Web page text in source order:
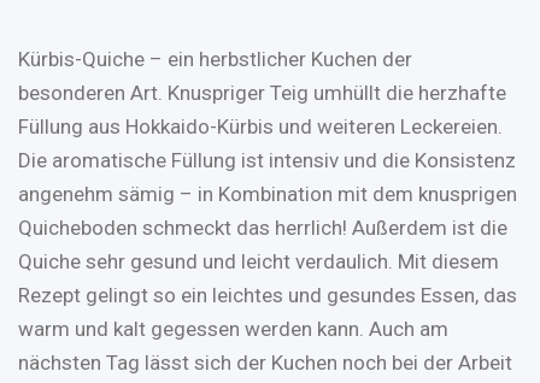
Kürbis-Quiche – ein herbstlicher Kuchen der
besonderen Art. Knuspriger Teig umhüllt die herzhafte
Füllung aus Hokkaido-Kürbis und weiteren Leckereien.
Die aromatische Füllung ist intensiv und die Konsistenz
angenehm sämig – in Kombination mit dem knusprigen
Quicheboden schmeckt das herrlich! Außerdem ist die
Quiche sehr gesund und leicht verdaulich. Mit diesem
Rezept gelingt so ein leichtes und gesundes Essen, das
warm und kalt gegessen werden kann. Auch am
nächsten Tag lässt sich der Kuchen noch bei der Arbeit